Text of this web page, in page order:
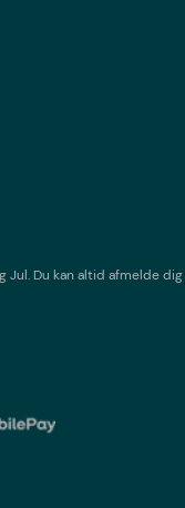
Jul. Du kan altid afmelde dig